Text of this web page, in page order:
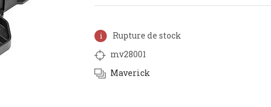
Rupture de stock
mv28001
Maverick